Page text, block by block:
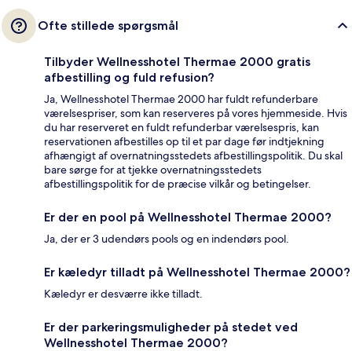
Ofte stillede spørgsmål
Tilbyder Wellnesshotel Thermae 2000 gratis
afbestilling og fuld refusion?
Ja, Wellnesshotel Thermae 2000 har fuldt refunderbare
værelsespriser, som kan reserveres på vores hjemmeside. Hvis
du har reserveret en fuldt refunderbar værelsespris, kan
reservationen afbestilles op til et par dage før indtjekning
afhængigt af overnatningsstedets afbestillingspolitik. Du skal
bare sørge for at tjekke overnatningsstedets
afbestillingspolitik for de præcise vilkår og betingelser.
Er der en pool på Wellnesshotel Thermae 2000?
Ja, der er 3 udendørs pools og en indendørs pool.
Er kæledyr tilladt på Wellnesshotel Thermae 2000?
Kæledyr er desværre ikke tilladt.
Er der parkeringsmuligheder på stedet ved
Wellnesshotel Thermae 2000?